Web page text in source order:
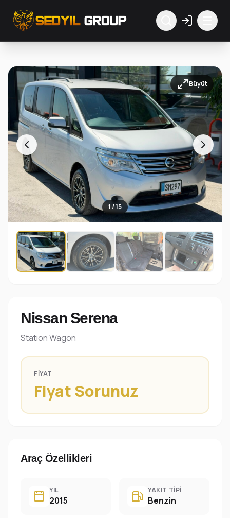
1 / 15
Büyüt
Nissan Serena
Station Wagon
FIYAT
Fiyat Sorunuz
Araç Özellikleri
YIL
2015
YAKIT TIPI
Benzin